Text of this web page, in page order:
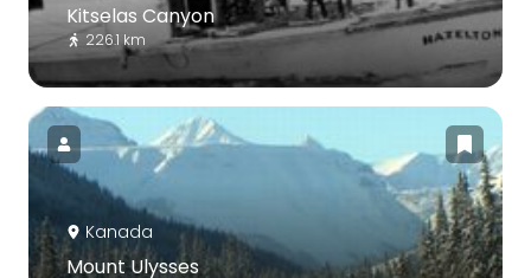
Kitselas Canyon
226.1 km
Kanada
Mount Ulysses